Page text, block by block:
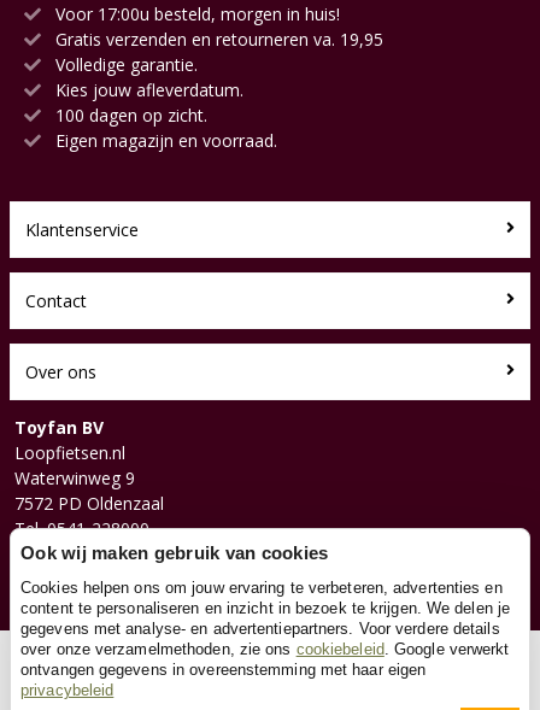
Voor 17:00u besteld, morgen in huis!
Gratis verzenden en retourneren va. 19,95
Volledige garantie.
Kies jouw afleverdatum.
100 dagen op zicht.
Eigen magazijn en voorraad.
Klantenservice
Contact
Over ons
Toyfan BV
Loopfietsen.nl
Waterwinweg 9
7572 PD Oldenzaal
Tel. 0541-228000
Facebook
Instagram
© 2026 Toyfan BV
Ook wij maken gebruik van cookies
Cookies helpen ons om jouw ervaring te verbeteren, advertenties en
content te personaliseren en inzicht in bezoek te krijgen. We delen je
gegevens met analyse- en advertentiepartners. Voor verdere details
over onze verzamelmethoden, zie ons cookiebeleid. Google verwerkt
ontvangen gegevens in overeenstemming met haar eigen
privacybeleid